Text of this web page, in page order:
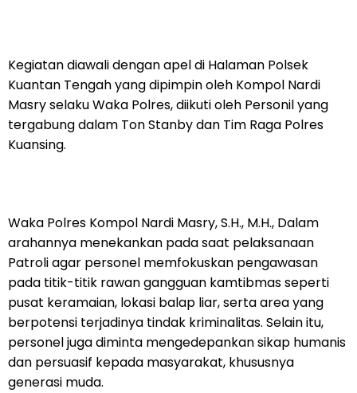
Kegiatan diawali dengan apel di Halaman Polsek
Kuantan Tengah yang dipimpin oleh Kompol Nardi
Masry selaku Waka Polres, diikuti oleh Personil yang
tergabung dalam Ton Stanby dan Tim Raga Polres
Kuansing.
Waka Polres Kompol Nardi Masry, S.H., M.H., Dalam
arahannya menekankan pada saat pelaksanaan
Patroli agar personel memfokuskan pengawasan
pada titik-titik rawan gangguan kamtibmas seperti
pusat keramaian, lokasi balap liar, serta area yang
berpotensi terjadinya tindak kriminalitas. Selain itu,
personel juga diminta mengedepankan sikap humanis
dan persuasif kepada masyarakat, khususnya
generasi muda.